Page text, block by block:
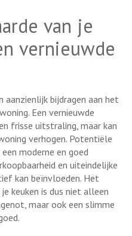
van je
vernieuwde
aanzienlijk bijdragen aan het
Een vernieuwde
frisse uitstraling, maar kan
verhogen. Potentiële
moderne en goed
en uiteindelijke
kan beïnvloeden. Het
keuken is dus niet alleen
maar ook een slimme